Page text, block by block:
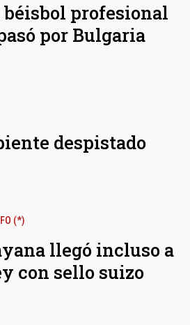
profesional
por Bulgaria
despistado
(*)
llegó incluso a
con sello suizo